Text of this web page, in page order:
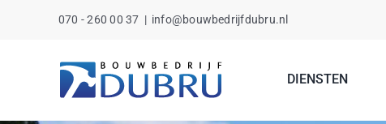
070 - 260 00 37 | info@bouwbedrijfdubru.nl
DIENSTEN